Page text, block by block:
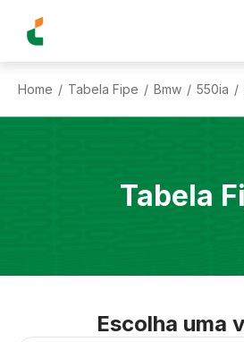
Home / Tabela Fipe / Bmw / 550ia /
Tabela
Escolha uma